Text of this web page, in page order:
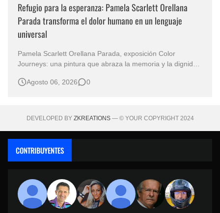
Refugio para la esperanza: Pamela Scarlett Orellana
Parada transforma el dolor humano en un lenguaje
universal
Pamela Scarlett Orellana Parada, exposición Color
Journeys: una pintura que abraza la memoria y la dignidad
obras no necesitan levantar la voz para permanecer en la
Agosto 06, 2026 0
DEVELOPED BY ZKREATIONS— © YOUR COPYRIGHT 2024
CONTRIBUYENTES